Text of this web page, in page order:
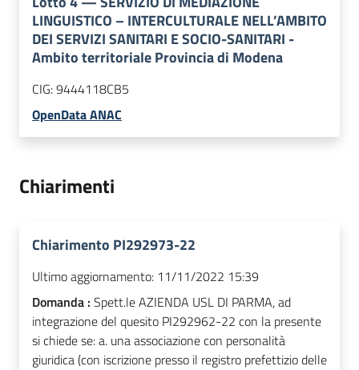
LINGUISTICO – INTERCULTURALE NELL’AMBITO
DEI SERVIZI SANITARI E SOCIO-SANITARI -
Ambito territoriale Provincia di Modena
CIG:9444118CB5
OpenData ANAC
Chiarimenti
Chiarimento PI292973-22
Ultimo aggiornamento: 11/11/2022 15:39
Domanda : Spett.le AZIENDA USL DI PARMA, ad
integrazione del quesito PI292962-22 con la presente
si chiede se: a. una associazione con personalità
giuridica (con iscrizione presso il registro prefettizio delle